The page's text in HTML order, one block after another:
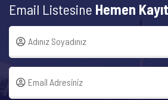
Email Listesine Hemen